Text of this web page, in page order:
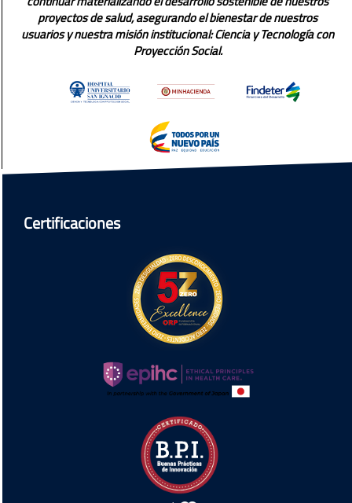
proyectos de salud, asegurando el bienestar de nuestros
usuarios y nuestra misión institucional: Ciencia y Tecnología con
Proyección Social.
Certificaciones